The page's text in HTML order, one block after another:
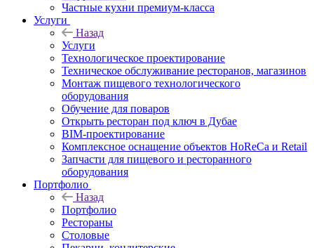
Частные кухни премиум-класса
Услуги
Назад
Услуги
Технологическое проектирование
Техническое обслуживание ресторанов, магазинов
Монтаж пищевого технологического
оборудования
Обучение для поваров
Открыть ресторан под ключ в Дубае
BIM-проектирование
Комплексное оснащение объектов HoReCa и Retail
Запчасти для пищевого и ресторанного
оборудования
Портфолио
Назад
Портфолио
Рестораны
Столовые